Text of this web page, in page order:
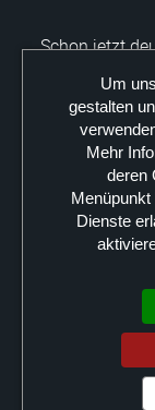
Schon jetzt
verbirgt, ist
vorderen
Zierband in
größtenteils
beteiligt.
Werkstätten
Standort.
Bereiches
bietet das
Um
gestalten
Mehr
deren
Dienste